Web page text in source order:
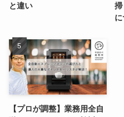
と違い
【プロが調整】業務用全自